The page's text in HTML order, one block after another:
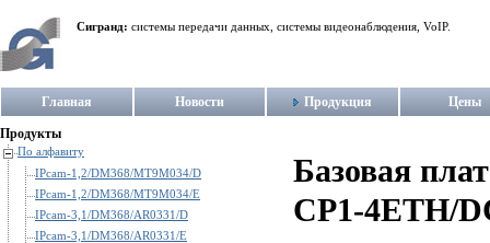
Сигранд: системы передачи данных, системы видеонаблюдения, VoIP.
Главная Новости Продукция Цены
Продукты
По алфавиту
IPcam-1,2/DM368/MT9M034/D
IPcam-1,2/DM368/MT9M034/E
IPcam-3,1/DM368/AR0331/D
IPcam-3,1/DM368/AR0331/E
Базовая
CP1-4ETH/